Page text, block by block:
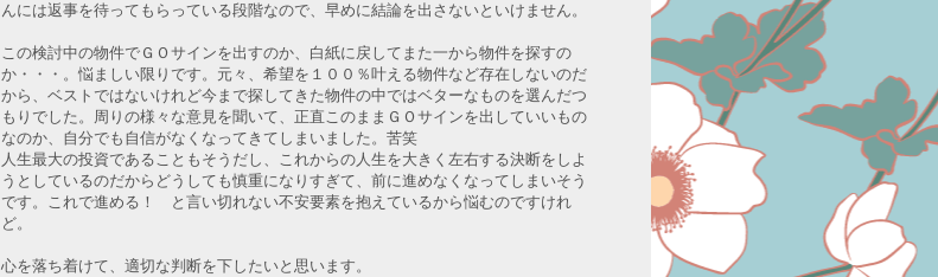
んには返事を待ってもらっている段階なので、早めに結論を出さないといけません。
この検討中の物件でＧＯサインを出すのか、白紙に戻してまた一から物件を探すの
か・・・。悩ましい限りです。元々、希望を１００％叶える物件など存在しないのだ
から、ベストではないけれど今まで探してきた物件の中ではベターなものを選んだつ
もりでした。周りの様々な意見を聞いて、正直このままＧＯサインを出していいもの
なのか、自分でも自信がなくなってきてしまいました。苦笑
人生最大の投資であることもそうだし、これからの人生を大きく左右する決断をしよ
うとしているのだからどうしても慎重になりすぎて、前に進めなくなってしまいそう
です。これで進める！ と言い切れない不安要素を抱えているから悩むのですけれ
ど。
心を落ち着けて、適切な判断を下したいと思います。